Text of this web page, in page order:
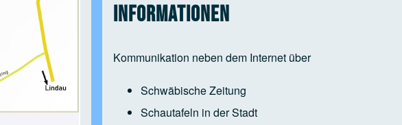
Informationen
Kommunikation neben dem Internet über
Schwäbische Zeitung
Schautafeln in der Stadt